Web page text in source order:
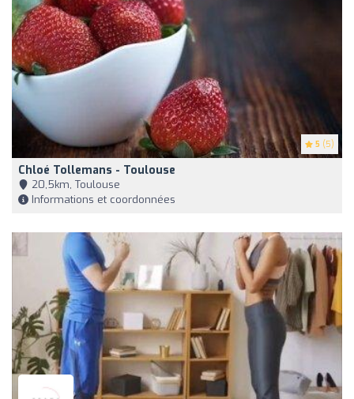
5 (5)
Chloé Tollemans - Toulouse
20,5km, Toulouse
Informations et coordonnées